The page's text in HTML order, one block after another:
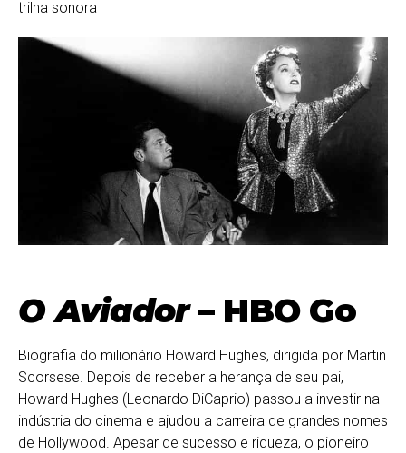
trilha sonora
O Aviador– HBO Go
Biografia do milionário Howard Hughes, dirigida por Martin
Scorsese. Depois de receber a herança de seu pai,
Howard Hughes (Leonardo DiCaprio) passou a investir na
indústria do cinema e ajudou a carreira de grandes nomes
de Hollywood. Apesar de sucesso e riqueza, o pioneiro